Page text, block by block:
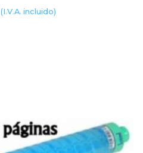
(I.V.A. incluido)